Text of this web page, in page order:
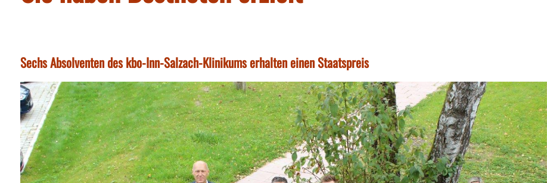
Sechs Absolventen des kbo-Inn-Salzach-Klinikums erhalten einen Staatspreis